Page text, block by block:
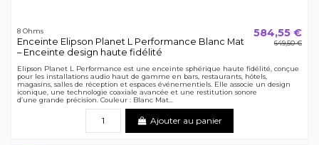
8 Ohms
Enceinte Elipson Planet L Performance Blanc Mat
– Enceinte design haute fidélité
584,55 €
649,50 €
Elipson Planet L Performance est une enceinte sphérique haute fidélité, conçue
pour les installations audio haut de gamme en bars, restaurants, hôtels,
magasins, salles de réception et espaces événementiels. Elle associe un design
iconique, une technologie coaxiale avancée et une restitution sonore
d’une grande précision. Couleur : Blanc Mat...
Ajouter au panier